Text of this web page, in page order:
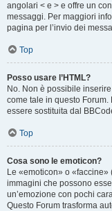
angolari < e > e offre un
messaggi. Per maggiori
pagina per l’invio dei
Top
Posso usare l’HTML?
No. Non è possibile
come tale in questo
essere sostituita dal
Top
Cosa sono le emoticon?
Le «emoticon» o «faccine»
immagini che possono
un’emozione con pochi
Questo Forum trasforma